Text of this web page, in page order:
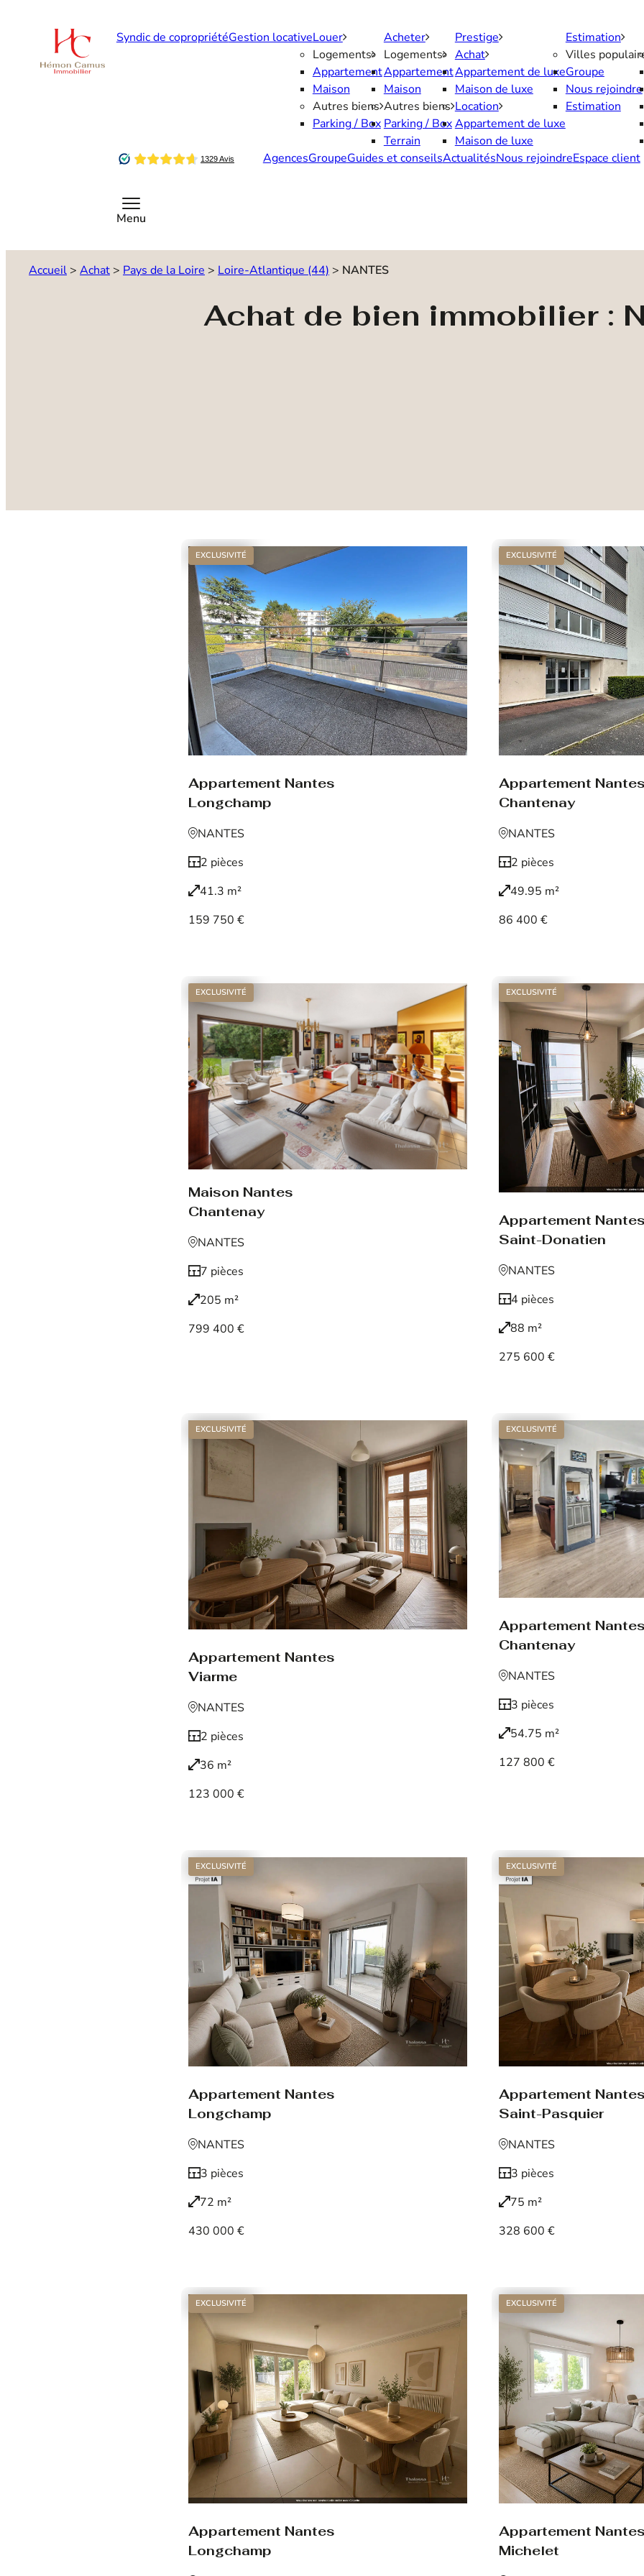
Syndic de copropriétéGestion locativeLouer
Logements
Appartement
Maison
Autres biens
Parking / Box
Acheter
Logements
Appartement
Maison
Autres biens
Parking / Box
Terrain
Prestige
Achat
Appartement de luxe
Maison de luxe
Location
Appartement de luxe
Maison de luxe
Estimation
Villes
Groupe
Nous rejoindre
Estimation
AgencesGroupeGuides et conseilsActualitésNous rejoindreEspace client
Menu
Accueil > Achat > Pays de la Loire > Loire-Atlantique (44) > NANTES
Achat de bien immobilier :
EXCLUSIVITÉ
Appartement Nantes
Longchamp
NANTES
2 pièces
41.3 m²
159 750 €
EXCLUSIVITÉ
Appartement
Chantenay
NANTES
2 pièces
49.95 m²
86 400 €
EXCLUSIVITÉ
Maison Nantes
Chantenay
NANTES
7 pièces
205 m²
799 400 €
EXCLUSIVITÉ
Appartement
Saint-Donatien
NANTES
4 pièces
88 m²
275 600 €
EXCLUSIVITÉ
Appartement Nantes
Viarme
NANTES
2 pièces
36 m²
123 000 €
EXCLUSIVITÉ
Appartement
Chantenay
NANTES
3 pièces
54.75 m²
127 800 €
EXCLUSIVITÉ
Appartement Nantes
Longchamp
NANTES
3 pièces
72 m²
430 000 €
EXCLUSIVITÉ
Appartement
Saint-Pasquier
NANTES
3 pièces
75 m²
328 600 €
EXCLUSIVITÉ
Appartement Nantes
Longchamp
EXCLUSIVITÉ
Appartement
Michelet